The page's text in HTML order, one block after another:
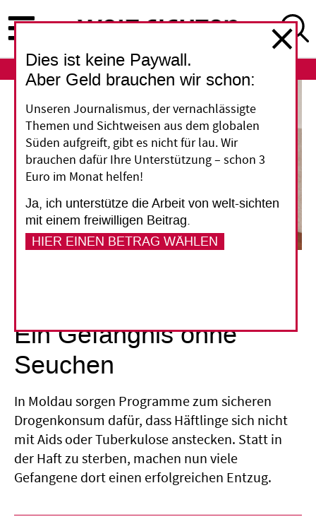
zum
Inhalt
ABO
Ein Gefängnis ohne
Seuchen
In Moldau sorgen Programme zum sicheren
Drogenkonsum dafür, dass Häftlinge sich nicht
mit Aids oder Tuberkulose anstecken. Statt in
der Haft zu sterben, machen nun viele
Gefangene dort einen erfolgreichen Entzug.
Dies ist keine Paywall.
Aber Geld brauchen wir schon:
Unseren Journalismus, der vernachlässigte
Themen und Sichtweisen aus dem globalen
Süden aufgreift, gibt es nicht für lau. Wir
brauchen dafür Ihre Unterstützung – schon 3
Euro im Monat helfen!
Ja, ich unterstütze die Arbeit von welt-sichten
mit einem freiwilligen Beitrag.
HIER EINEN BETRAG WÄHLEN